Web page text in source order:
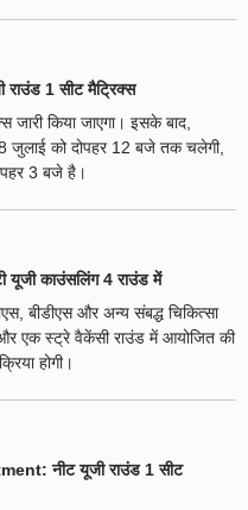
1 सीट मैट्रिक्स
जारी किया जाएगा। इसके बाद,
को दोपहर 12 बजे तक चलेगी,
3 बजे है।
काउंसलिंग 4 राउंड में
बीडीएस और अन्य संबद्ध चिकित्सा
एक स्ट्रे वैकेंसी राउंड में आयोजित की
होगी।
नीट यूजी राउंड 1 सीट